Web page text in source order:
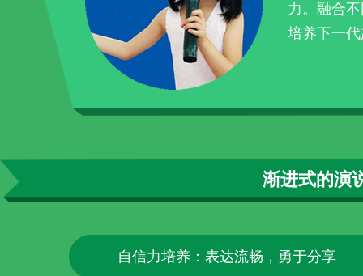
力。融合
培养下一
渐进式的演
自信力培养：表达流畅，勇于分享